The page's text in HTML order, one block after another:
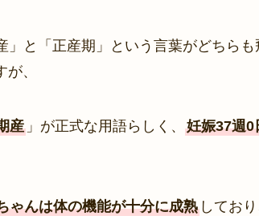
」と「正産期」という言葉がどちら
、
産 」が正式な用語らしく、 妊娠37週0
ゃんは体の機能が十分に成熟 してお